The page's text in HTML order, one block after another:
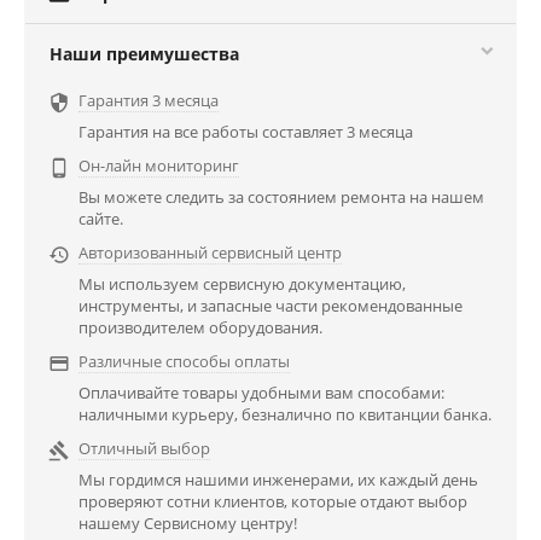
Наши преимушества
 Гарантия 3 месяца
Гарантия на все работы составляет 3 месяца

Он-лайн мониторинг
Вы можете следить за состоянием ремонта на нашем
сайте.
 Авторизованный сервисный центр
Мы используем сервисную документацию,
инструменты, и запасные части рекомендованные
производителем оборудования.
 Различные способы оплаты
Оплачивайте товары удобными вам способами:
наличными курьеру, безналично по квитанции банка.
 Отличный выбор
Мы гордимся нашими инженерами, их каждый день
проверяют сотни клиентов, которые отдают выбор
нашему Сервисному центру!